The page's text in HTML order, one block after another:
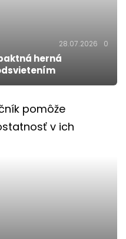
28.07.2026 0
herná